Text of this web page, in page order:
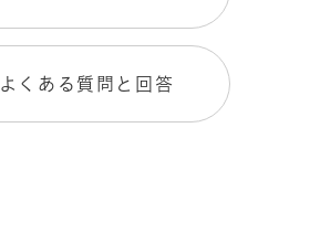
よくある質問と回答